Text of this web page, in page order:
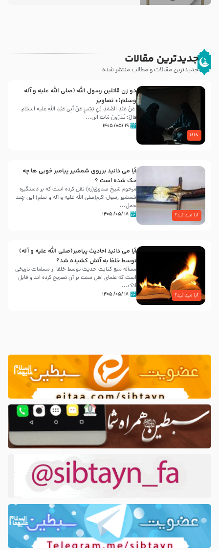
جدیدترین مقالات
جدیدترین مقالات و مطالب منتشر شده
خلفا
دو زن قاتلين رسول الله (صلى‌ الله‌ علیه‌ و آله‌
وسلم)+ تصاویر
عَنْ عَبْدِ الصَّمَدِ بْنِ بَشِیرٍ عَنْ أَبِی عَبْدِ اللَّهِ علیه السلام
قَالَ: تَدْرُونَ مَاتَ الن...
۱۹ /۰۵/ ۱۴۰۵
آیا میدانید؟
آیا می دانید برروی شمشیر پیامبر خوبی ها چه
حک شده است ؟
مرحوم شیخ صدوق(ره) نقل کرده است که بر دستگیره
شمشیر رسول اکرم(صلی الله علیه و آله و سلم) این چند
جمل...
۱۸ /۰۵/ ۱۴۰۵
آیا میدانید؟
آیا می دانید احادیث پیامبر(صلی الله علیه و آله)
توسط خلفا به آتش کشیده شد؟
مسأله منع کتابت حدیث توسط خلفا از مسلمات تاریخی
است که علمای اهل سنت بر آن تصریح کرده اند و قابل
انک...
۱۸ /۰۵/ ۱۴۰۵